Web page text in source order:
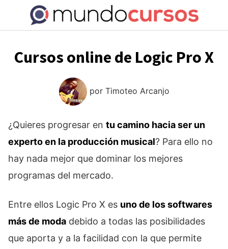
contenido
Cursos online de Logic Pro X
por Timoteo Arcanjo
¿Quieres progresar en tu camino hacia ser un
experto en la producción musical? Para ello no
hay nada mejor que dominar los mejores
programas del mercado.
Entre ellos Logic Pro X es uno de los softwares
más de moda debido a todas las posibilidades
que aporta y a la facilidad con la que permite